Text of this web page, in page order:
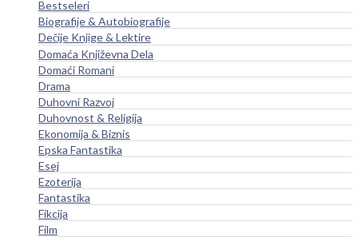
Bestseleri
Biografije & Autobiografije
Dečije Knjige & Lektire
Domaća Književna Dela
Domaći Romani
Drama
Duhovni Razvoj
Duhovnost & Religija
Ekonomija & Biznis
Epska Fantastika
Esej
Ezoterija
Fantastika
Fikcija
Film